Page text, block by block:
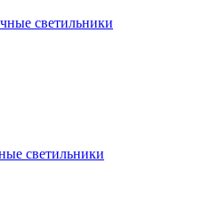
светильники
светильники